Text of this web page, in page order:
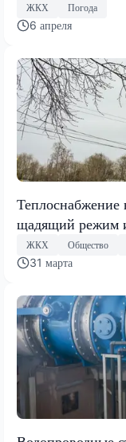
ЖКХ Погода
6 апреля
Теплоснабжение
щадящий режим
ЖКХ Общество
31 марта